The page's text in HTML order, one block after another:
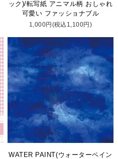
ック)/転写紙 アニマル柄 おしゃれ
可愛い ファッショナブル
1,000円(税込1,100円)
WATER PAINT(ウォーターペイン